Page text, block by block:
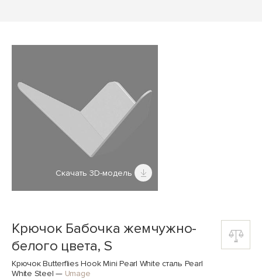
Скачать 3D-модель
Крючок Бабочка жемчужно-
белого цвета, S
Крючок Butterflies Hook Mini Pearl White сталь Pearl
White Steel — Umage